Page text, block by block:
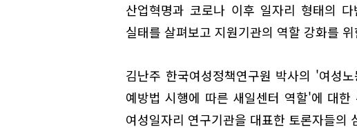
산업혁명과 코로나 이후 일자리 형태의
실태를 살펴보고 지원기관의 역할 강화를
김난주 한국여성정책연구원 박사의 '여성
예방법 시행에 따른 새일센터 역할'에 대
여성일자리 연구기관을 대표한 토론자들의